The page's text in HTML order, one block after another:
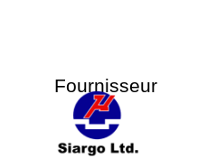
Fournisseur